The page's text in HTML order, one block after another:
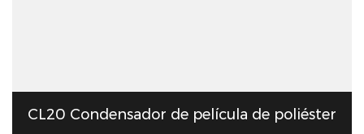
CL20 Condensador de película de poliéster